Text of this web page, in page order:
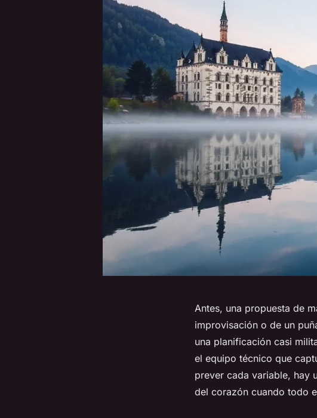
Antes, una propuesta de
improvisación o de un
una planificación casi
el equipo técnico que
prever cada variable, hay
del corazón cuando todo